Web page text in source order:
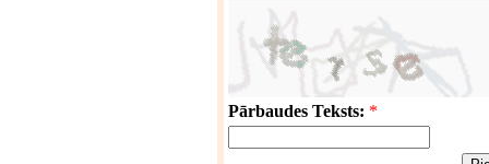
Pārbaudes Teksts: *